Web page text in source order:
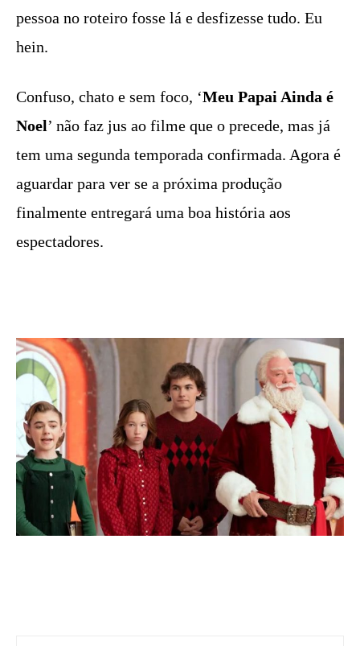
pessoa no roteiro fosse lá e desfizesse tudo. Eu
hein.
Confuso, chato e sem foco, ‘Meu Papai Ainda é
Noel’ não faz jus ao filme que o precede, mas já
tem uma segunda temporada confirmada. Agora é
aguardar para ver se a próxima produção
finalmente entregará uma boa história aos
espectadores.